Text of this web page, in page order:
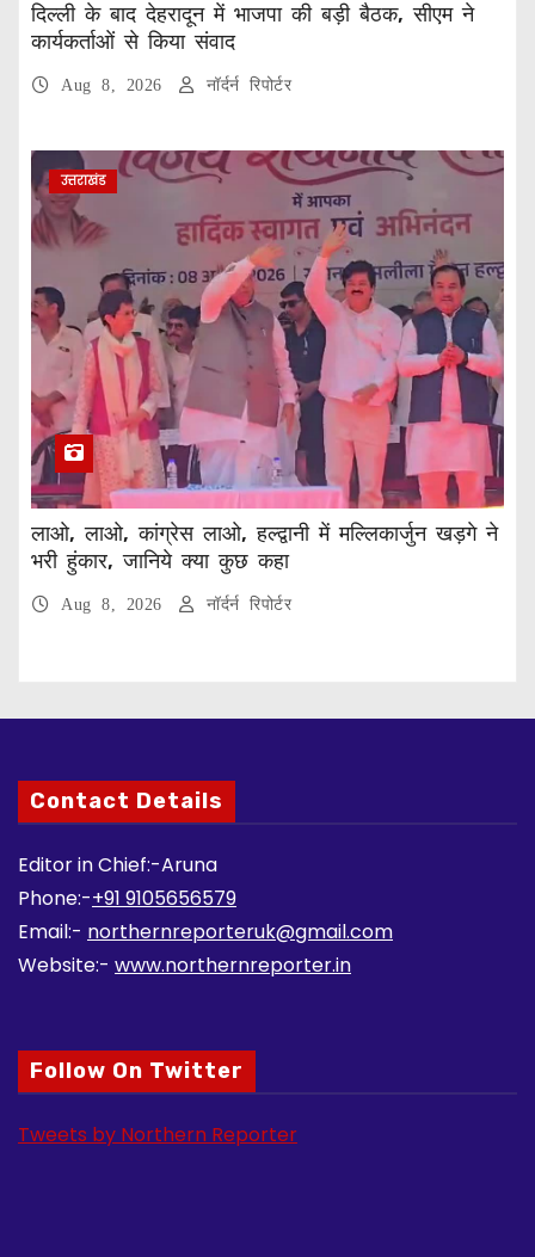
दिल्ली के बाद देहरादून में भाजपा की बड़ी बैठक, सीएम ने
कार्यकर्ताओं से किया संवाद
Aug 8, 2026 नॉर्दर्न रिपोर्टर
उत्तराखंड
लाओ, लाओ, कांग्रेस लाओ, हल्द्वानी में मल्लिकार्जुन खड़गे ने
भरी हुंकार, जानिये क्या कुछ कहा
Aug 8, 2026 नॉर्दर्न रिपोर्टर
Contact Details
Editor in Chief:-Aruna
Phone:-+91 9105656579
Email:- northernreporteruk@gmail.com
Website:- www.northernreporter.in
Follow On Twitter
Tweets by Northern Reporter